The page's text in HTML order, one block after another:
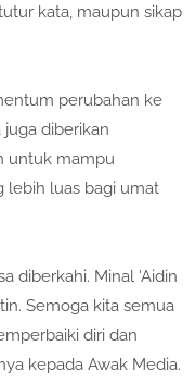
kata, maupun sikap
perubahan ke
diberikan
untuk mampu
lebih luas bagi umat
diberkahi. Minal 'Aidin
Semoga kita semua
diri dan
kepada Awak Media.